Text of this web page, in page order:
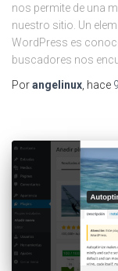
nos permite de una
nuestro sitio. Un
WordPress es
buscadores nos
Porangelinux , hace